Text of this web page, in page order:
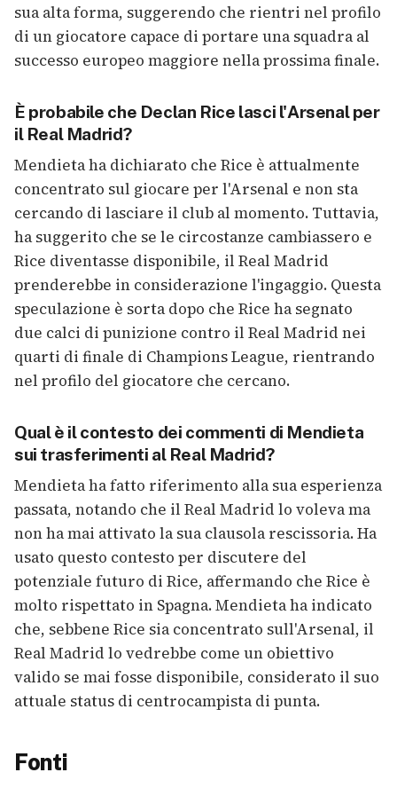
sua alta forma, suggerendo che rientri nel profilo
di un giocatore capace di portare una squadra al
successo europeo maggiore nella prossima finale.
È probabile che Declan Rice lasci l'Arsenal per
il Real Madrid?
Mendieta ha dichiarato che Rice è attualmente
concentrato sul giocare per l'Arsenal e non sta
cercando di lasciare il club al momento. Tuttavia,
ha suggerito che se le circostanze cambiassero e
Rice diventasse disponibile, il Real Madrid
prenderebbe in considerazione l'ingaggio. Questa
speculazione è sorta dopo che Rice ha segnato
due calci di punizione contro il Real Madrid nei
quarti di finale di Champions League, rientrando
nel profilo del giocatore che cercano.
Qual è il contesto dei commenti di Mendieta
sui trasferimenti al Real Madrid?
Mendieta ha fatto riferimento alla sua esperienza
passata, notando che il Real Madrid lo voleva ma
non ha mai attivato la sua clausola rescissoria. Ha
usato questo contesto per discutere del
potenziale futuro di Rice, affermando che Rice è
molto rispettato in Spagna. Mendieta ha indicato
che, sebbene Rice sia concentrato sull'Arsenal, il
Real Madrid lo vedrebbe come un obiettivo
valido se mai fosse disponibile, considerato il suo
attuale status di centrocampista di punta.
Fonti